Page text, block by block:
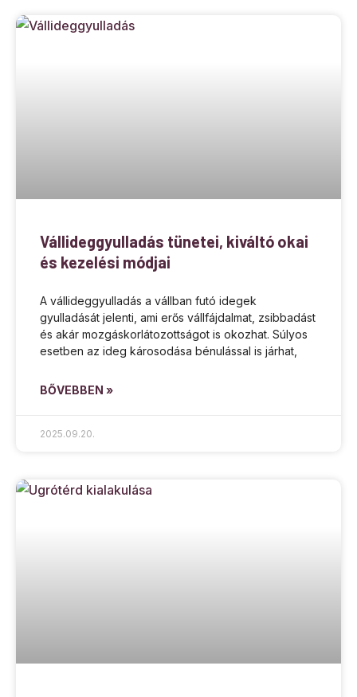
Vállideggyulladás tünetei, kiváltó okai
és kezelési módjai
A vállideggyulladás a vállban futó idegek
gyulladását jelenti, ami erős vállfájdalmat, zsibbadást
és akár mozgáskorlátozottságot is okozhat. Súlyos
esetben az ideg károsodása bénulással is járhat,
BŐVEBBEN »
2025.09.20.